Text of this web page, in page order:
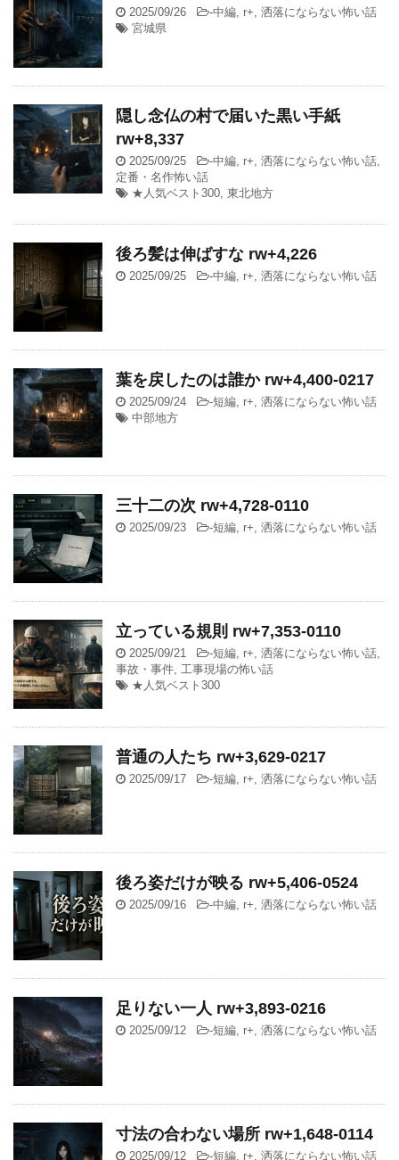
2025/09/26 -中編, r+, 洒落にならない怖い話
宮城県
隠し念仏の村で届いた黒い手紙
rw+8,337
2025/09/25 -中編, r+, 洒落にならない怖い話,
定番・名作怖い話
★人気ベスト300, 東北地方
後ろ髪は伸ばすな rw+4,226
2025/09/25 -中編, r+, 洒落にならない怖い話
葉を戻したのは誰か rw+4,400-0217
2025/09/24 -短編, r+, 洒落にならない怖い話
中部地方
三十二の次 rw+4,728-0110
2025/09/23 -短編, r+, 洒落にならない怖い話
立っている規則 rw+7,353-0110
2025/09/21 -短編, r+, 洒落にならない怖い話,
事故・事件, 工事現場の怖い話
★人気ベスト300
普通の人たち rw+3,629-0217
2025/09/17 -短編, r+, 洒落にならない怖い話
後ろ姿だけが映る rw+5,406-0524
2025/09/16 -中編, r+, 洒落にならない怖い話
足りない一人 rw+3,893-0216
2025/09/12 -短編, r+, 洒落にならない怖い話
寸法の合わない場所 rw+1,648-0114
2025/09/12 -短編, r+, 洒落にならない怖い話